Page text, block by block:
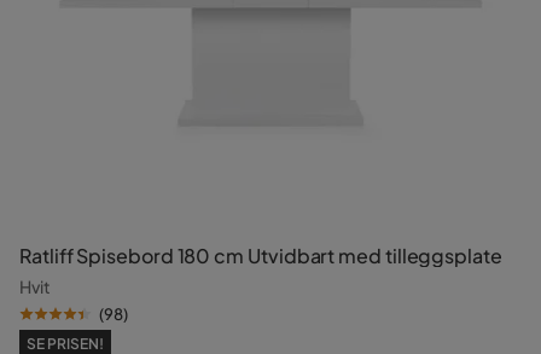
Ratliff Spisebord 180 cm Utvidbart med tilleggsplate
Hvit
(98)
SE PRISEN!